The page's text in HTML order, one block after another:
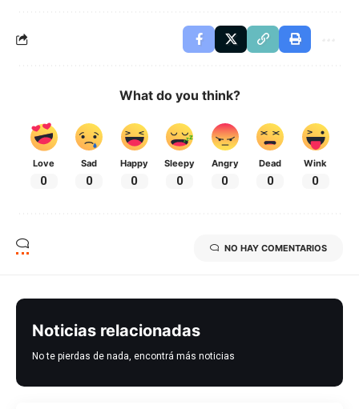
What do you think?
Love
0
Sad
0
Happy
0
Sleepy
0
Angry
0
Dead
0
Wink
0
NO HAY COMENTARIOS
Noticias relacionadas
No te pierdas de nada, encontrá más noticias